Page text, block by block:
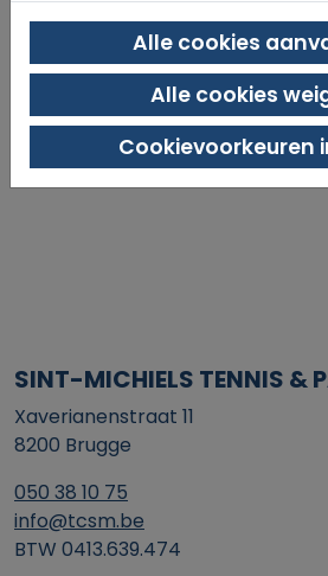
In
SINT-MICHIELS TENNIS &
Xaverianenstraat 11
8200 Brugge
050 38 10 75
info@tcsm.be
BTW 0413.639.474
Alle cookies
Alle cookies
Cookievoorkeuren